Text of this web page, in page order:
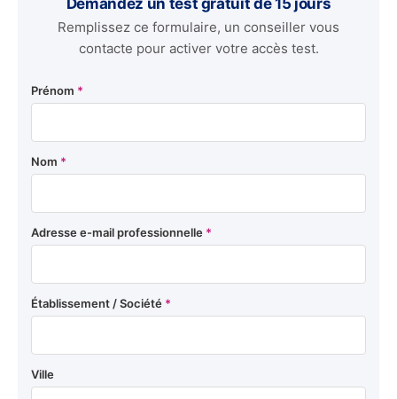
Remplissez ce formulaire, un conseiller vous
contacte pour activer votre accès test.
Prénom *
Nom *
Adresse e-mail professionnelle *
Établissement / Société *
Ville